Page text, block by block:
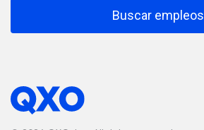
Buscar empleos